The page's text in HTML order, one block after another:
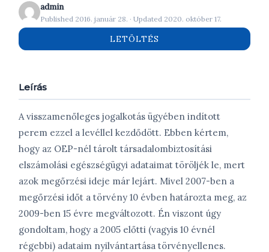
admin
Published 2016. január 28. · Updated 2020. október 17.
LETÖLTÉS
Leírás
A visszamenőleges jogalkotás ügyében indított
perem ezzel a levéllel kezdődött. Ebben kértem,
hogy az OEP-nél tárolt társadalombiztosítási
elszámolási egészségügyi adataimat töröljék le, mert
azok megőrzési ideje már lejárt. Mivel 2007-ben a
megőrzési időt a törvény 10 évben határozta meg, az
2009-ben 15 évre megváltozott. Én viszont úgy
gondoltam, hogy a 2005 előtti (vagyis 10 évnél
régebbi) adataim nyilvántartása törvényellenes.